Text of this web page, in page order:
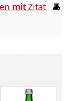
mitZitat